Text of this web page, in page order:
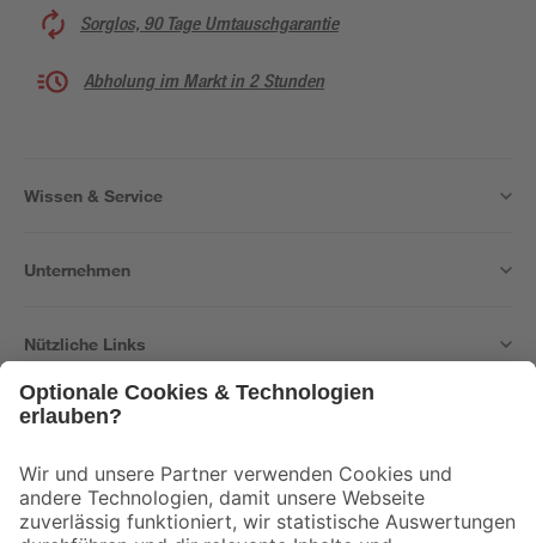
Sorglos, 90 Tage Umtauschgarantie
Abholung im Markt in 2 Stunden
Wissen & Service
Unternehmen
Nützliche Links
Der toom Newsletter: Keine Angebote und Aktionen mehr verpassen!
Zur Newsletter Anmeldung